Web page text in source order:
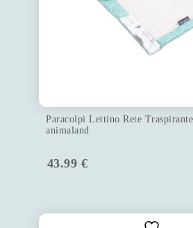
Paracolpi Lettino Rete
animaland
43.99 €